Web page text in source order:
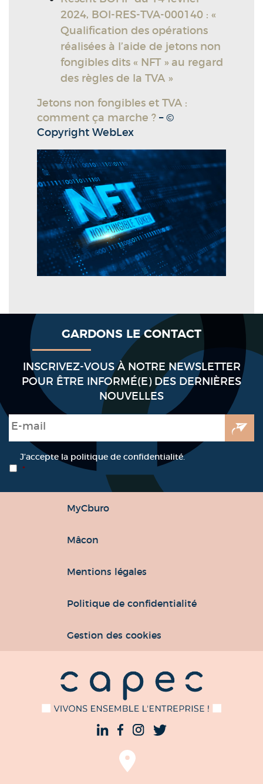
2024, BOI-RES-TVA-000140 : «
Qualification des opérations
réalisées à l’aide de jetons non
fongibles dits « NFT » au regard
des règles de la TVA »
Jetons non fongibles et TVA :
comment ça marche ? – ©
Copyright WebLex
GARDONS LE CONTACT
INSCRIVEZ-VOUS À NOTRE NEWSLETTER
POUR ÊTRE INFORMÉ(E) DES DERNIÈRES
NOUVELLES
E-mail
RGPD *
J’accepte la politique de confidentialité.
*
MyCburo
Mâcon
Mentions légales
Politique de confidentialité
Gestion des cookies